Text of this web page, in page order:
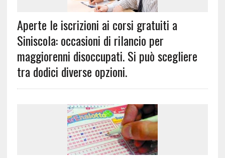
Aperte le iscrizioni ai corsi gratuiti a
Siniscola: occasioni di rilancio per
maggiorenni disoccupati. Si può scegliere
tra dodici diverse opzioni.